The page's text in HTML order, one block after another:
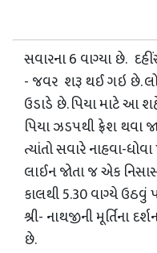
સવારના 6 વાગ્યા છે.
- જવર શરૂ થઈ ગઇ છે.
ઉડાડે છે. પિયા માટે આ
પિયા ઝડપથી ફ્રેશ
ત્યાંતો સવારે નાહવા-
લાઈન જોતા જ એક
કાલથી 5.30 વાગ્યે ઉઠવું
શ્રી- નાથજીની મૂર્તિના
છે.